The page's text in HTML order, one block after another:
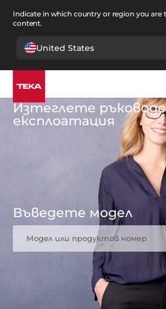
Indicate in which country or region you are
content.
United States
Изтеглете
експлоатация
Въведете модел
Модел или продуктов номер